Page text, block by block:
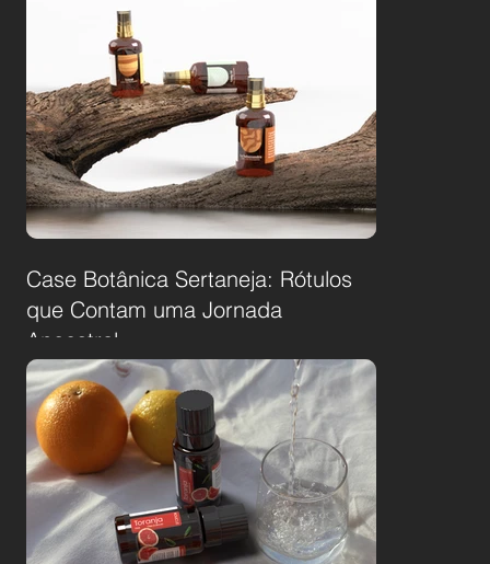
Case Botânica Sertaneja: Rótulos
que Contam uma Jornada
Ancestral